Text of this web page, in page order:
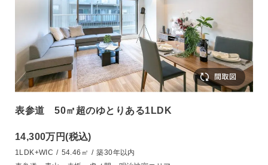
表参道 50㎡超のゆとりある1LDK
14,300万円(税込)
1LDK+WIC / 54.46㎡ / 築30年以内